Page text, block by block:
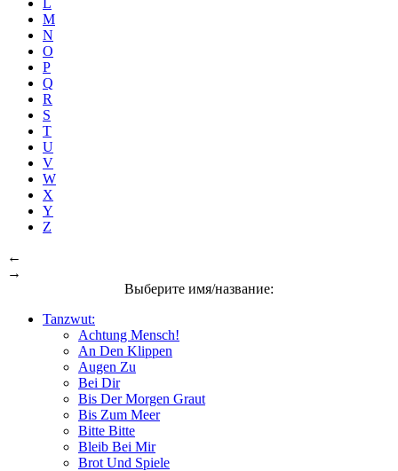
M
N
O
P
Q
R
S
T
U
V
W
X
Y
Z
←
→
Выберите имя/название:
Tanzwut:
Achtung Mensch!
An Den Klippen
Augen Zu
Bei Dir
Bis Der Morgen Graut
Bis Zum Meer
Bitte Bitte
Bleib Bei Mir
Brot Und Spiele